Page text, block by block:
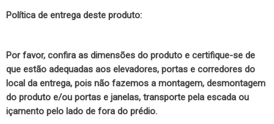
Política de entrega deste produto:
Por favor, confira as dimensões do produto e certifique-se de
que estão adequadas aos elevadores, portas e corredores do
local da entrega, pois não fazemos a montagem, desmontagem
do produto e/ou portas e janelas, transporte pela escada ou
içamento pelo lado de fora do prédio.